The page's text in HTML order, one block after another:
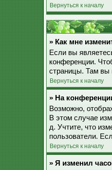
Вернуться к началу
» Как мне
Если вы
конференции.
страницы. Там вы
Вернуться к началу
» На
Возможно,
В этом случае
д. Учтите, что
пользователи.
Вернуться к началу
» Я изменил